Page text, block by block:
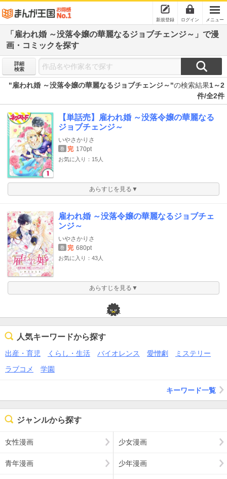
新規登録 ログイン メニュー
「雇われ婚 ～没落令嬢の華麗なるジョブチェンジ～」で漫
画・コミックを探す
詳細
検索
"雇われ婚 ～没落令嬢の華麗なるジョブチェンジ～"の検索結果1～2
件/全2件
【単話売】雇われ婚 ～没落令嬢の華麗なる
ジョブチェンジ～
いやさかりさ
巻 完 170pt
お気に入り：15人
あらすじを見る▼
雇われ婚 ～没落令嬢の華麗なるジョブチェ
ンジ～
いやさかりさ
巻 完 680pt
お気に入り：43人
あらすじを見る▼
人気キーワードから探す
出産・育児 くらし・生活 バイオレンス 愛憎劇
ミステリー
ラブコメ
学園
キーワード一覧
ジャンルから探す
女性漫画 少女漫画
青年漫画 少年漫画